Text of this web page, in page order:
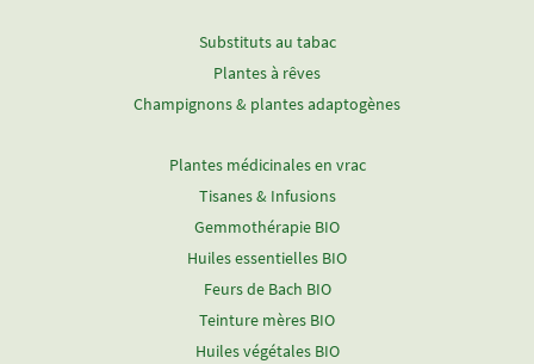
Substituts au tabac
Plantes à rêves
Champignons & plantes adaptogènes
Plantes médicinales en vrac
Tisanes & Infusions
Gemmothérapie BIO
Huiles essentielles BIO
Feurs de Bach BIO
Teinture mères BIO
Huiles végétales BIO